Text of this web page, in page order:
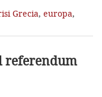
Grecia, europa,
referendum